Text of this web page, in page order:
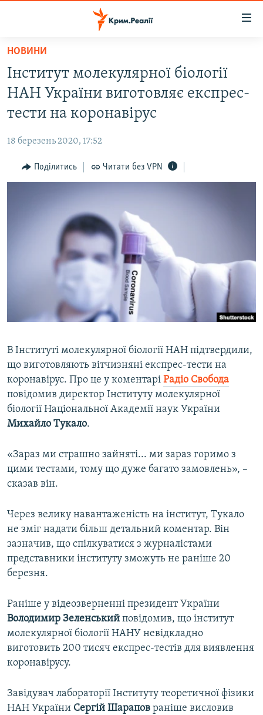
Перейти
основного
матеріалу
до
основної
навігації
Перейти
до
ВОДА.КРИМ
ВІДЕО ТА ФОТО
БЛОГИ
ПОГЛЯД
СПЕЦПРОЕКТИ
ДЕПОРТАЦІЯ
ВІДЕОУРОКИ «ELIFBE»
УКРАЇНСЬКА ПРОБЛЕМА КРИМУ
ЯК ОБІЙТИ БЛОКУВАННЯ
Усі сайти RFE/RL
НОВИНИ
Інститут молекулярної біології
НАН України виготовляє експрес-
тести на коронавірус
18 березень 2020, 17:52
Поділитись Читати без VPN
В Інституті молекулярної біології НАН підтвердили,
що виготовляють вітчизняні експрес-тести на
коронавірус. Про це у коментарі Радіо Свобода
повідомив директор Інституту молекулярної
біології Національної Академії наук України
Михайло Тукало.
«Зараз ми страшно зайняті... ми зараз горимо з
цими тестами, тому що дуже багато замовлень», –
сказав він.
Через велику навантаженість на інститут, Тукало
не зміг надати більш детальний коментар. Він
зазначив, що спілкуватися з журналістами
представники інституту зможуть не раніше 20
березня.
Раніше у відеозверненні президент України
Володимир Зеленський повідомив, що інститут
молекулярної біології НАНУ невідкладно
виготовить 200 тисяч експрес-тестів для виявлення
коронавірусу.
Завідувач лабораторії Інституту теоретичної фізики
НАН України Сергій Шарапов раніше висловив